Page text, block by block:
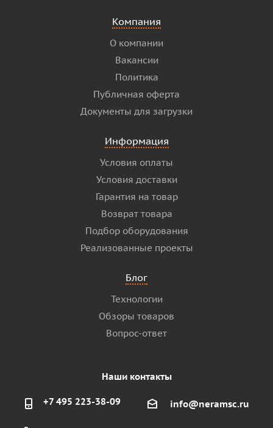
Компания
О компании
Вакансии
Политика
Публичная оферта
Документы для загрузки
Информация
Условия оплаты
Условия доставки
Гарантия на товар
Возврат товара
Подбор оборудования
Реализованные проекты
Блог
Технологии
Обзоры товаров
Вопрос-ответ
Наши контакты
+7 495 223-38-09 info@neramsc.ru